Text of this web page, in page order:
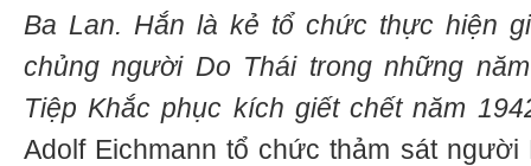
Ba Lan. Hắn là kẻ tổ chức thực hiện
chủng người Do Thái trong những
Tiệp Khắc phục kích giết chết năm
Adolf Eichmann tổ chức thảm sát